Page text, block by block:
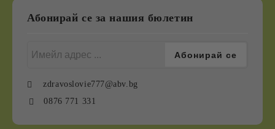
Абонирай се за нашия бюлетин
zdravoslovie777@abv.bg
0876 771 331